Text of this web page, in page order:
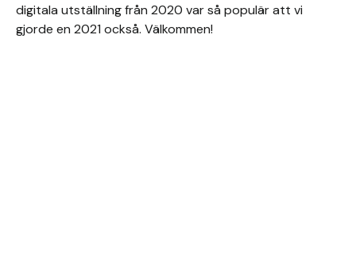
digitala utställning från 2020 var så populär att vi
gjorde en 2021 också. Välkommen!